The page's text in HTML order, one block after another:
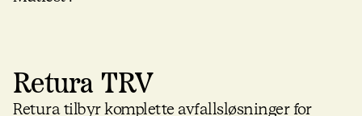
Retura TRV
Retura tilbyr komplette avfallsløsninger for